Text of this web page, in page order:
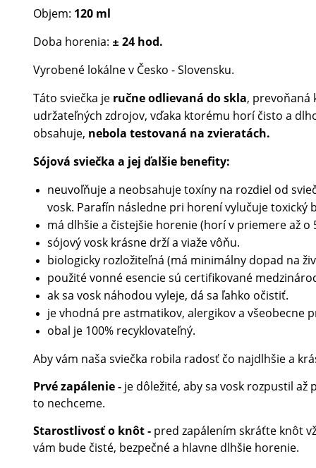
Objem: 120 ml
Doba horenia: ± 24 hod.
Vyrobené lokálne v Česko - Slovensku.
Táto sviečka je ručne odlievaná do skla,
udržateľných zdrojov, vďaka ktorému horí čisto a
obsahuje, nebola testovaná na zvieratách.
Sójová sviečka a jej ďalšie benefity:
neuvoľňuje a neobsahuje toxíny na rozdiel od
vosk. Parafín následne pri horení vylučuje toxický
má dlhšie a čistejšie horenie (horí v priemere až o
sójový vosk krásne drží a viaže vôňu.
biologicky rozložiteľná (má minimálny dopad na
použité vonné esencie sú certifikované
ak sa vosk náhodou vyleje, dá sa ľahko očistiť.
je vhodná pre astmatikov, alergikov a všeobecne
obal je 100% recyklovateľný.
Aby vám naša sviečka robila radosť čo najdlhšie a
Prvé zapálenie - je dôležité, aby sa vosk rozpustil
to nechceme.
Starostlivosť o knôt - pred zapálením skráťte knôt
vám bude čisté, bezpečné a hlavne dlhšie horenie.